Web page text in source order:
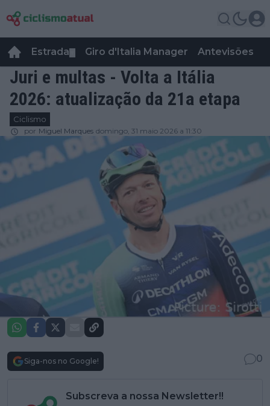
Estrada Giro d'Italia Manager Antevisões
Juri e multas - Volta a Itália
2026: atualização da 21a etapa
Ciclismo
por Miguel Marques domingo, 31 maio 2026 a 11:30
Siga-nos no Google! 0
Subscreva a nossa Newsletter!!